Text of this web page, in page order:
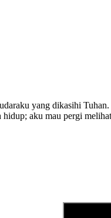
yang dikasihi
aku mau pergi